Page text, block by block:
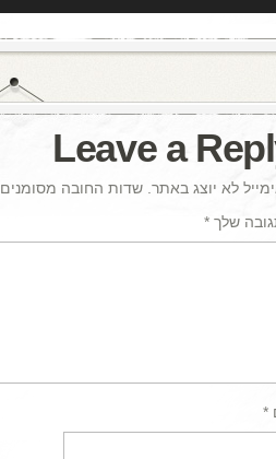
Leave a
לא יוצג באתר. שדות החובה מסומנים
שלך *
*